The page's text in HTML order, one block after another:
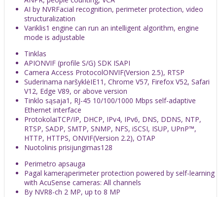
AI by NVRFacial recognition, perimeter protection, video
structuralization
Variklis1 engine can run an intelligent algorithm, engine
mode is adjustable
Tinklas
APIONVIF (profile S/G) SDK ISAPI
Camera Access ProtocolONVIF(Version 2.5), RTSP
Suderinama naršyklėIE11, Chrome V57, Firefox V52, Safari
V12, Edge V89, or above version
Tinklo sąsaja1, RJ-45 10/100/1000 Mbps self-adaptive
Ethernet interface
ProtokolaiTCP/IP, DHCP, IPv4, IPv6, DNS, DDNS, NTP,
RTSP, SADP, SMTP, SNMP, NFS, iSCSI, ISUP, UPnP™,
HTTP, HTTPS, ONVIF(Version 2.2), OTAP
Nuotolinis prisijungimas128
Perimetro apsauga
Pagal kamerąperimeter protection powered by self-learning
with AcuSense cameras: All channels
By NVR8-ch 2 MP, up to 8 MP